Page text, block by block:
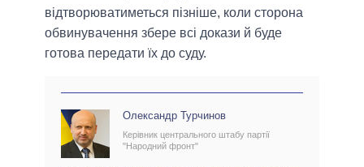
відтворюватиметься пізніше, коли сторона
обвинувачення збере всі докази й буде
готова передати їх до суду.
Олександр Турчинов
Керівник центрального штабу партії
"Народний фронт"